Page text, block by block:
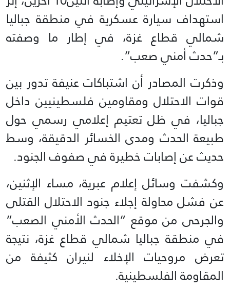
استهداف سيارة عسكرية في منطقة جباليا
شمالي قطاع غزة، في إطار ما وصفته
بـ”حدث أمني صعب”.
وذكرت المصادر أن اشتباكات عنيفة تدور بين
قوات الاحتلال ومقاومين فلسطينيين داخل
جباليا، في ظل تعتيم إعلامي رسمي حول
طبيعة الحدث ومدى الخسائر الدقيقة، وسط
حديث عن إصابات خطيرة في صفوف الجنود.
وكشفت وسائل إعلام عبرية، مساء الإثنين،
عن فشل محاولة إجلاء جنود الاحتلال القتلى
والجرحى من موقع “الحدث الأمني الصعب”
في منطقة جباليا شمالي قطاع غزة، نتيجة
تعرض مروحيات الإخلاء لنيران كثيفة من
المقاومة الفلسطينية.